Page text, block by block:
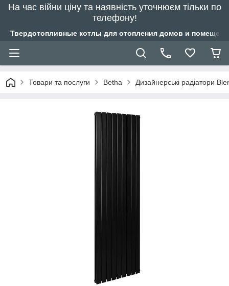
На час війни ціну та наявність уточнюєм тільки по
телефону!
Твердотопливные котлы для отопления домов и
Товари та послуги Betha Дизайнерські радіатори